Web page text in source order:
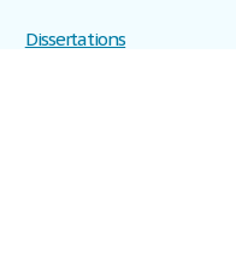
Dissertations